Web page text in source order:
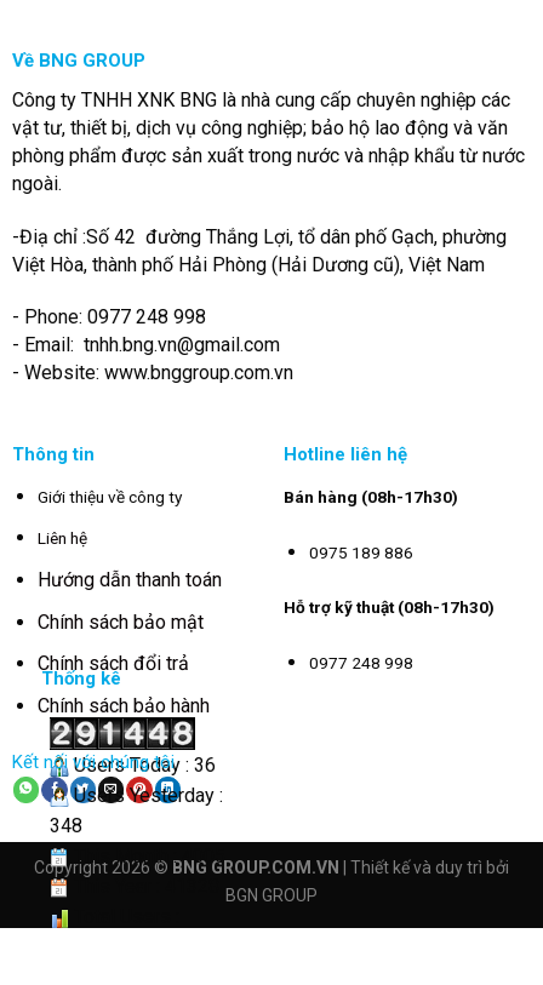
Về BNG GROUP
Công ty TNHH XNK BNG là nhà cung cấp chuyên nghiệp các
vật tư, thiết bị, dịch vụ công nghiệp; bảo hộ lao động và văn
phòng phẩm được sản xuất trong nước và nhập khẩu từ nước
ngoài.
-Điạ chỉ :Số 42 đường Thắng Lợi, tổ dân phố Gạch, phường
Việt Hòa, thành phố Hải Phòng (Hải Dương cũ), Việt Nam
- Phone: 0977 248 998
- Email: tnhh.bng.vn@gmail.com
- Website: www.bnggroup.com.vn
Thông tin
Giới thiệu về công ty
Liên hệ
Hướng dẫn thanh toán
Chính sách bảo mật
Chính sách đổi trả
Chính sách bảo hành
Kết nối với chúng tôi
Hotline liên hệ
Bán hàng (08h-17h30)
0975 189 886
Hỗ trợ kỹ thuật (08h-17h30)
0977 248 998
Thống kê
Users Today : 36
Users Yesterday :
348
This Month : 4005
Copyright 2026 © BNG GROUP.COM.VN
| Thiết kế và duy trì bởi
BGN GROUP